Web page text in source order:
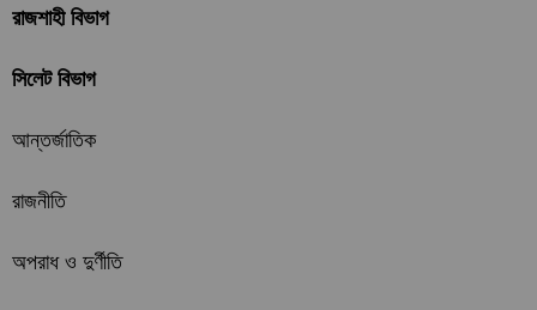
রাজশাহী বিভাগ
সিলেট বিভাগ
আন্তর্জাতিক
রাজনীতি
অপরাধ ও দুর্ণীতি